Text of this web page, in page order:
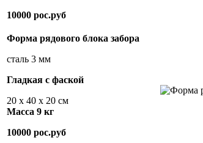
10000 рос.руб
Форма рядового блока забора
сталь 3 мм
Гладкая с фаской
20 х 40 х 20 см
Масса 9 кг
10000 рос.руб